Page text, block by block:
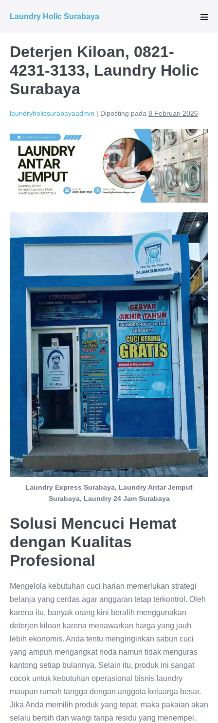
Laundry Holic Surabaya
Deterjen Kiloan, 0821-
4231-3133, Laundry Holic
Surabaya
laundryholicsurabayaadmin | Diposting pada 8 Februari 2026
Laundry Express Surabaya, Laundry Antar Jemput
Surabaya, Laundry 24 Jam Surabaya
Solusi Mencuci Hemat
dengan Kualitas
Profesional
Mengelola kebutuhan cuci harian memerlukan strategi
belanja yang cerdas agar anggaran tetap terkontrol. Oleh
karena itu, banyak orang kini beralih menggunakan
deterjen kiloan karena menawarkan harga yang jauh
lebih ekonomis. Anda tentu menginginkan sabun cuci
yang ampuh mengangkat noda namun tidak menguras
kantong setiap bulannya. Selain itu, produk ini sangat
cocok untuk kebutuhan operasional bisnis laundry
maupun rumah tangga dengan anggota keluarga besar.
Jika Anda memilih produk yang tepat, maka pakaian akan
selalu bersih dan wangi tanpa residu yang menempel.